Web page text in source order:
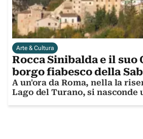
Arte & Cultura
Rocca Sinibalda e il suo
borgo fiabesco della
A un'ora da Roma, nella la
Lago del Turano, si nasconde